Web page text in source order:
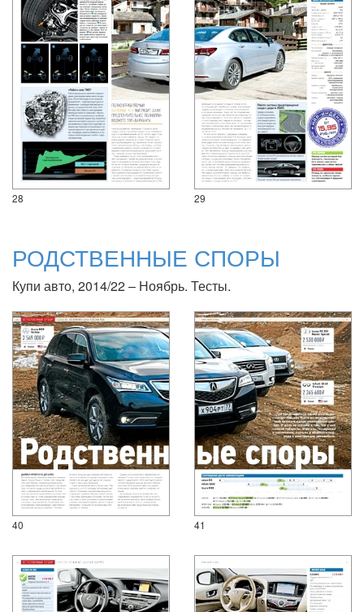
28 29
РОДСТВЕННЫЕ СПОРЫ
Купи авто, 2014/22 – Ноябрь. Тесты.
40 41